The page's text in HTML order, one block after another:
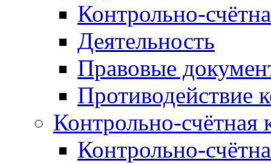
Контрольно-
Деятельность
Правовые
Противодействие
Контрольно-счётная
Контрольно-